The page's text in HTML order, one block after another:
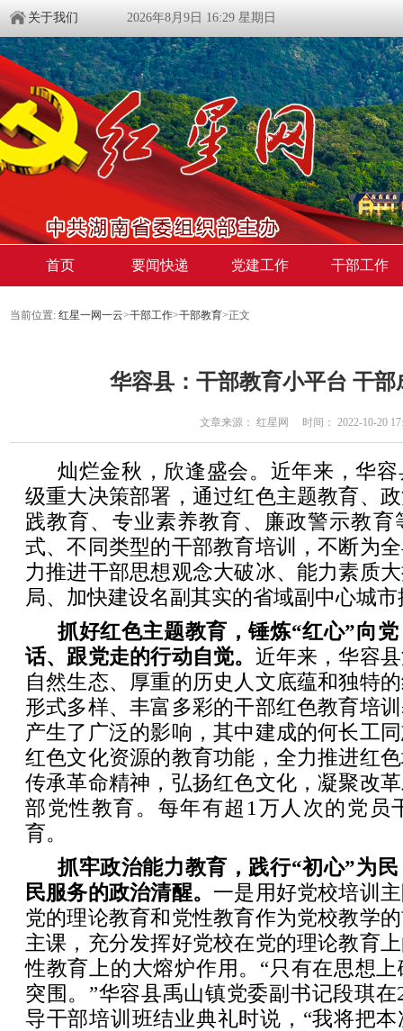
关于我们 2026年8月9日 16:29 星期日
首页 要闻快递 党建工作 干部工作
当前位置: 红星一网一云>干部工作>干部教育>正文
华容县：干部教育小平台 干部
文章来源： 红星网 时间： 2022-10-20
灿烂金秋，欣逢盛会。近年来，华
级重大决策部署，通过红色主题教育、
践教育、专业素养教育、廉政警示教育
式、不同类型的干部教育培训，不断为
力推进干部思想观念大破冰、能力素质
局、加快建设名副其实的省域副中心城
抓好红色主题教育，锤炼“红心”向
话、跟党走的行动自觉。 近年来，华容
自然生态、厚重的历史人文底蕴和独特
形式多样、丰富多彩的干部红色教育培
产生了广泛的影响，其中建成的何长工
红色文化资源的教育功能，全力推进红
传承革命精神，弘扬红色文化，凝聚改
部党性教育。每年有超1万人次的党员
育。
抓牢政治能力教育，践行“初心”为
民服务的政治清醒。 一是用好党校培训
党的理论教育和党性教育作为党校教学
主课，充分发挥好党校在党的理论教育
性教育上的大熔炉作用。“只有在思想
突围。”华容县禹山镇党委副书记段琪
导干部培训班结业典礼时说，“我将把